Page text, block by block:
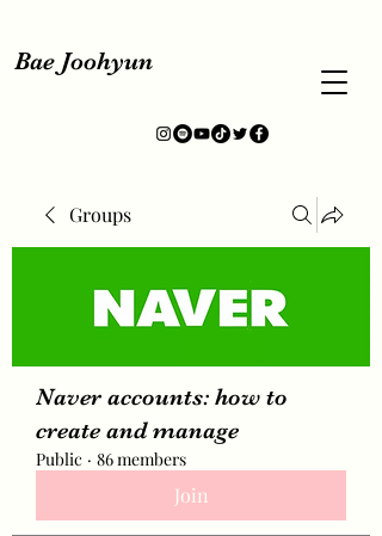
Bae Joohyun
Groups
Naver accounts: how to
create and manage
Public · 86 members
Join